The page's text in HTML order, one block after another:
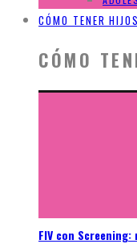
CÓMO TENER HIJOS
CÓMO
FIV con